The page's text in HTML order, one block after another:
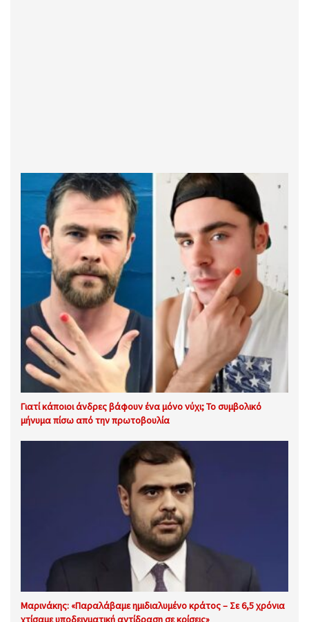
Γιατί κάποιοι άνδρες βάφουν ένα μόνο νύχι; Το συμβολικό
μήνυμα πίσω από την πρωτοβουλία
Μαρινάκης: «Παραλάβαμε ημιδιαλυμένο κράτος – Σε 6,5 χρόνια
χτίσαμε υποδειγματική αντίδραση σε κρίσεις»